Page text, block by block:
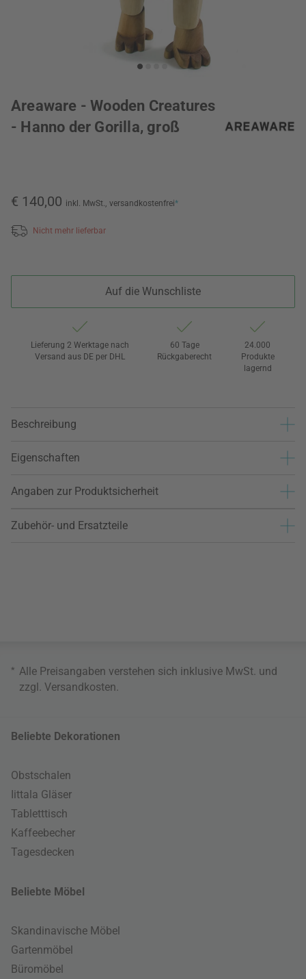
Areaware - Wooden Creatures
- Hanno der Gorilla, groß
€ 140,00 inkl. MwSt., versandkostenfrei*
Nicht mehr lieferbar
Auf die Wunschliste
Lieferung 2 Werktage nach
Versand aus DE per DHL
60 Tage
Rückgaberecht
24.000
Produkte
lagernd
Beschreibung
Eigenschaften
Angaben zur Produktsicherheit
Zubehör- und Ersatzteile
* Alle Preisangaben verstehen sich inklusive MwSt. und
zzgl. Versandkosten
Beliebte Dekorationen
Obstschalen
Iittala Gläser
Tabletttisch
Kaffeebecher
Tagesdecken
Beliebte Möbel
Skandinavische Möbel
Gartenmöbel
Büromöbel